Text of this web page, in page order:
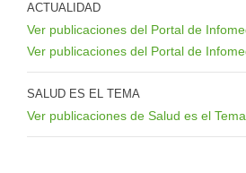
ACTUALIDAD
Ver publicaciones del Portal de
Ver publicaciones del Portal de
SALUD ES EL TEMA
Ver publicaciones de Salud es el Tema